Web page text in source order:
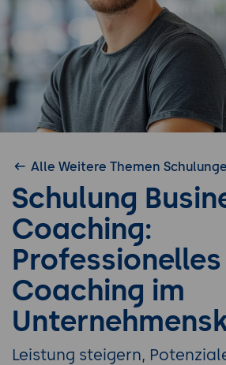
Alle Weitere Themen
Schulung
Coaching:
Professionelles
Coaching im
Leistung steigern,